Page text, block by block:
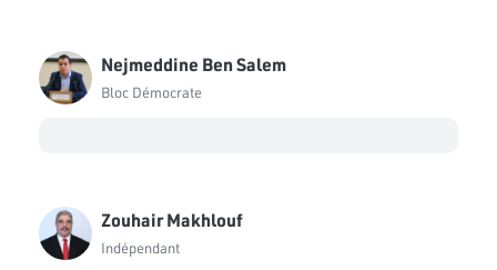
Nejmeddine Ben Salem
Bloc Démocrate
Zouhair Makhlouf
Indépendant